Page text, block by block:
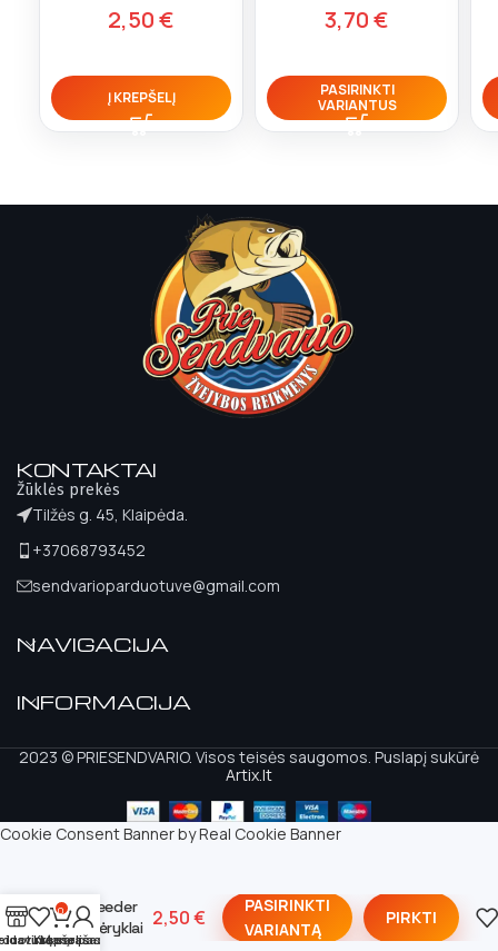
2,50€
Į KREPŠELĮ
3,70€
PASIRINKTI
VARIANTUS
KONTAKTAI
Žūklės prekės
Tilžės g. 45, Klaipėda.
+37068793452
sendvarioparduotuve@gmail.com
NAVIGACIJA
INFORMACIJA
2023 © PRIESENDVARIO. Visos teisės saugomos. Puslapį sukūrė
Artix.lt
Feeder
Šėryklai 2,50€
PASIRINKTI
VARIANTĄ
PIRKTI
sąrašas
0
Krepšelis
Mano paskyra
Cookie Consent Banner by Real Cookie Banner